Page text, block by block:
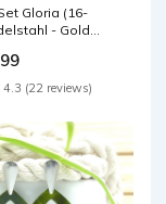
Gloria (16-
- Gold
4.3 (22 reviews)